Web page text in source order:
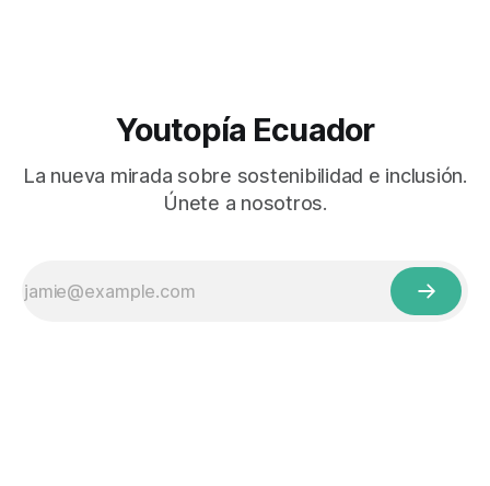
Youtopía Ecuador
La nueva mirada sobre sostenibilidad e inclusión.
Únete a nosotros.